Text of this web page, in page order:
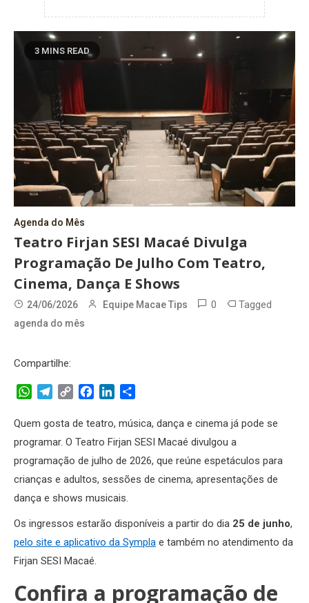
3 MINS READ
Agenda do Mês
Teatro Firjan SESI Macaé Divulga
Programação De Julho Com Teatro,
Cinema, Dança E Shows
24/06/2026 Equipe Macae Tips 0 Tagged
agenda do mês
Compartilhe:
WhatsApp
Telegram
Copy
FacebookLinkedIn
Quem gosta de teatro, música, dança e cinema já pode se
programar. O Teatro Firjan SESI Macaé divulgou a
programação de julho de 2026, que reúne espetáculos para
crianças e adultos, sessões de cinema, apresentações de
dança e shows musicais.
Os ingressos estarão disponíveis a partir do dia 25 de junho,
pelo site e aplicativo da Sympla e também no atendimento da
Firjan SESI Macaé.
Confira a programação de